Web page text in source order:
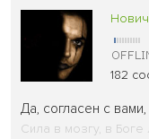
182
Да, согласен с
Сила в мозгу, в Боге